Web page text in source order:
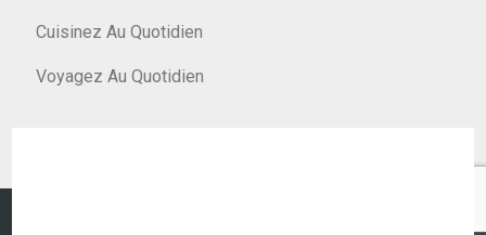
Cuisinez Au Quotidien
Voyagez Au Quotidien